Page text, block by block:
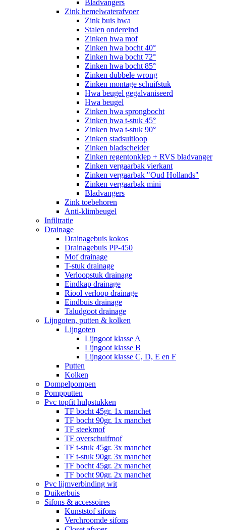
Bladvangers
Zink hemelwaterafvoer
Zink buis hwa
Stalen ondereind
Zinken hwa mof
Zinken hwa bocht 40°
Zinken hwa bocht 72°
Zinken hwa bocht 85°
Zinken dubbele wrong
Zinken montage schuifstuk
Hwa beugel gegalvaniseerd
Hwa beugel
Zinken hwa sprongbocht
Zinken hwa t-stuk 45°
Zinken hwa t-stuk 90°
Zinken stadsuitloop
Zinken bladscheider
Zinken regentonklep + RVS bladvanger
Zinken vergaarbak vierkant
Zinken vergaarbak "Oud Hollands"
Zinken vergaarbak mini
Bladvangers
Zink toebehoren
Anti-klimbeugel
Infiltratie
Drainage
Drainagebuis kokos
Drainagebuis PP-450
Mof drainage
T-stuk drainage
Verloopstuk drainage
Eindkap drainage
Riool verloop drainage
Eindbuis drainage
Taludgoot drainage
Lijngoten, putten & kolken
Lijngoten
Lijngoot klasse A
Lijngoot klasse B
Lijngoot klasse C, D, E en F
Putten
Kolken
Dompelpompen
Pompputten
Pvc topfit hulpstukken
TF bocht 45gr. 1x manchet
TF bocht 90gr. 1x manchet
TF steekmof
TF overschuifmof
TF t-stuk 45gr. 3x manchet
TF t-stuk 90gr. 3x manchet
TF bocht 45gr. 2x manchet
TF bocht 90gr. 2x manchet
Pvc lijmverbinding wit
Duikerbuis
Sifons & accessoires
Kunststof sifons
Verchroomde sifons